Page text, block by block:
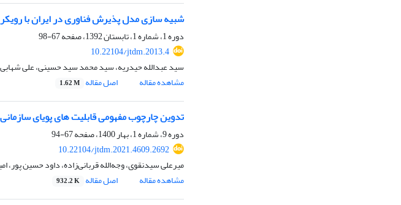
شبیه سازی مدل پذیرش فناوری در ایران با
دوره 1، شماره 1، تابستان 1392، صفحه
67-98
10.22104/jtdm.2013.4
سید عبدالله حیدریه، سید محمد سید حسینی، علی شهابی
مشاهده مقاله
اصل مقاله 1.62 M
تدوین چارچوب مفهومی قابلیت های پویای
دوره 9، شماره 1، بهار 1400، صفحه
67-94
10.22104/jtdm.2021.4609.2692
میرعلی سیدنقوی، وجه‌الله قربانی‌زاده، داود حسین پور،
مشاهده مقاله
اصل مقاله 932.2 K